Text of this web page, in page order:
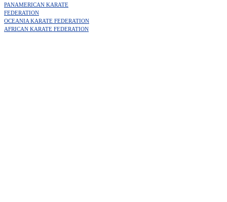
PANAMERICAN KARATE
FEDERATION
OCEANIA KARATE FEDERATION
AFRICAN KARATE FEDERATION